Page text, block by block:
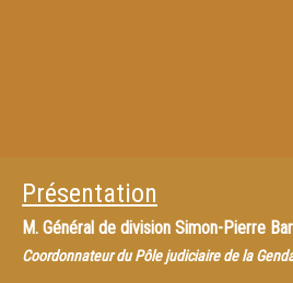
Présentation
M. Général de division Simon-Pierre
Coordonnateur du Pôle judiciaire de la